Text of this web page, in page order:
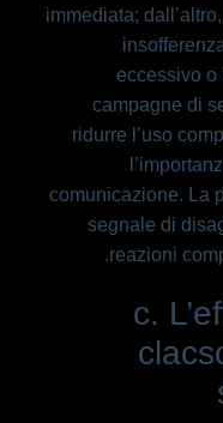
immediata;
eccessivo o
campagne di
ridurre l’uso
comunicazione. La
segnale di
reazioni
c.